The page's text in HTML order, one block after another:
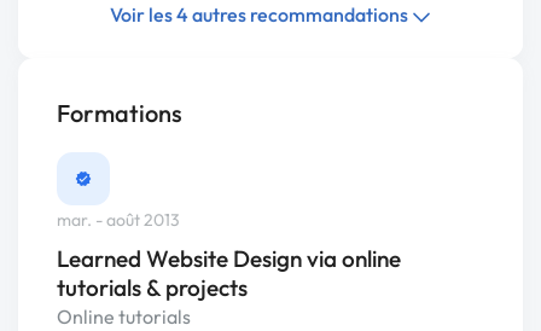
Voir les 4 autres recommandations
Formations
mar. - août 2013
Learned Website Design via online
tutorials & projects
Online tutorials